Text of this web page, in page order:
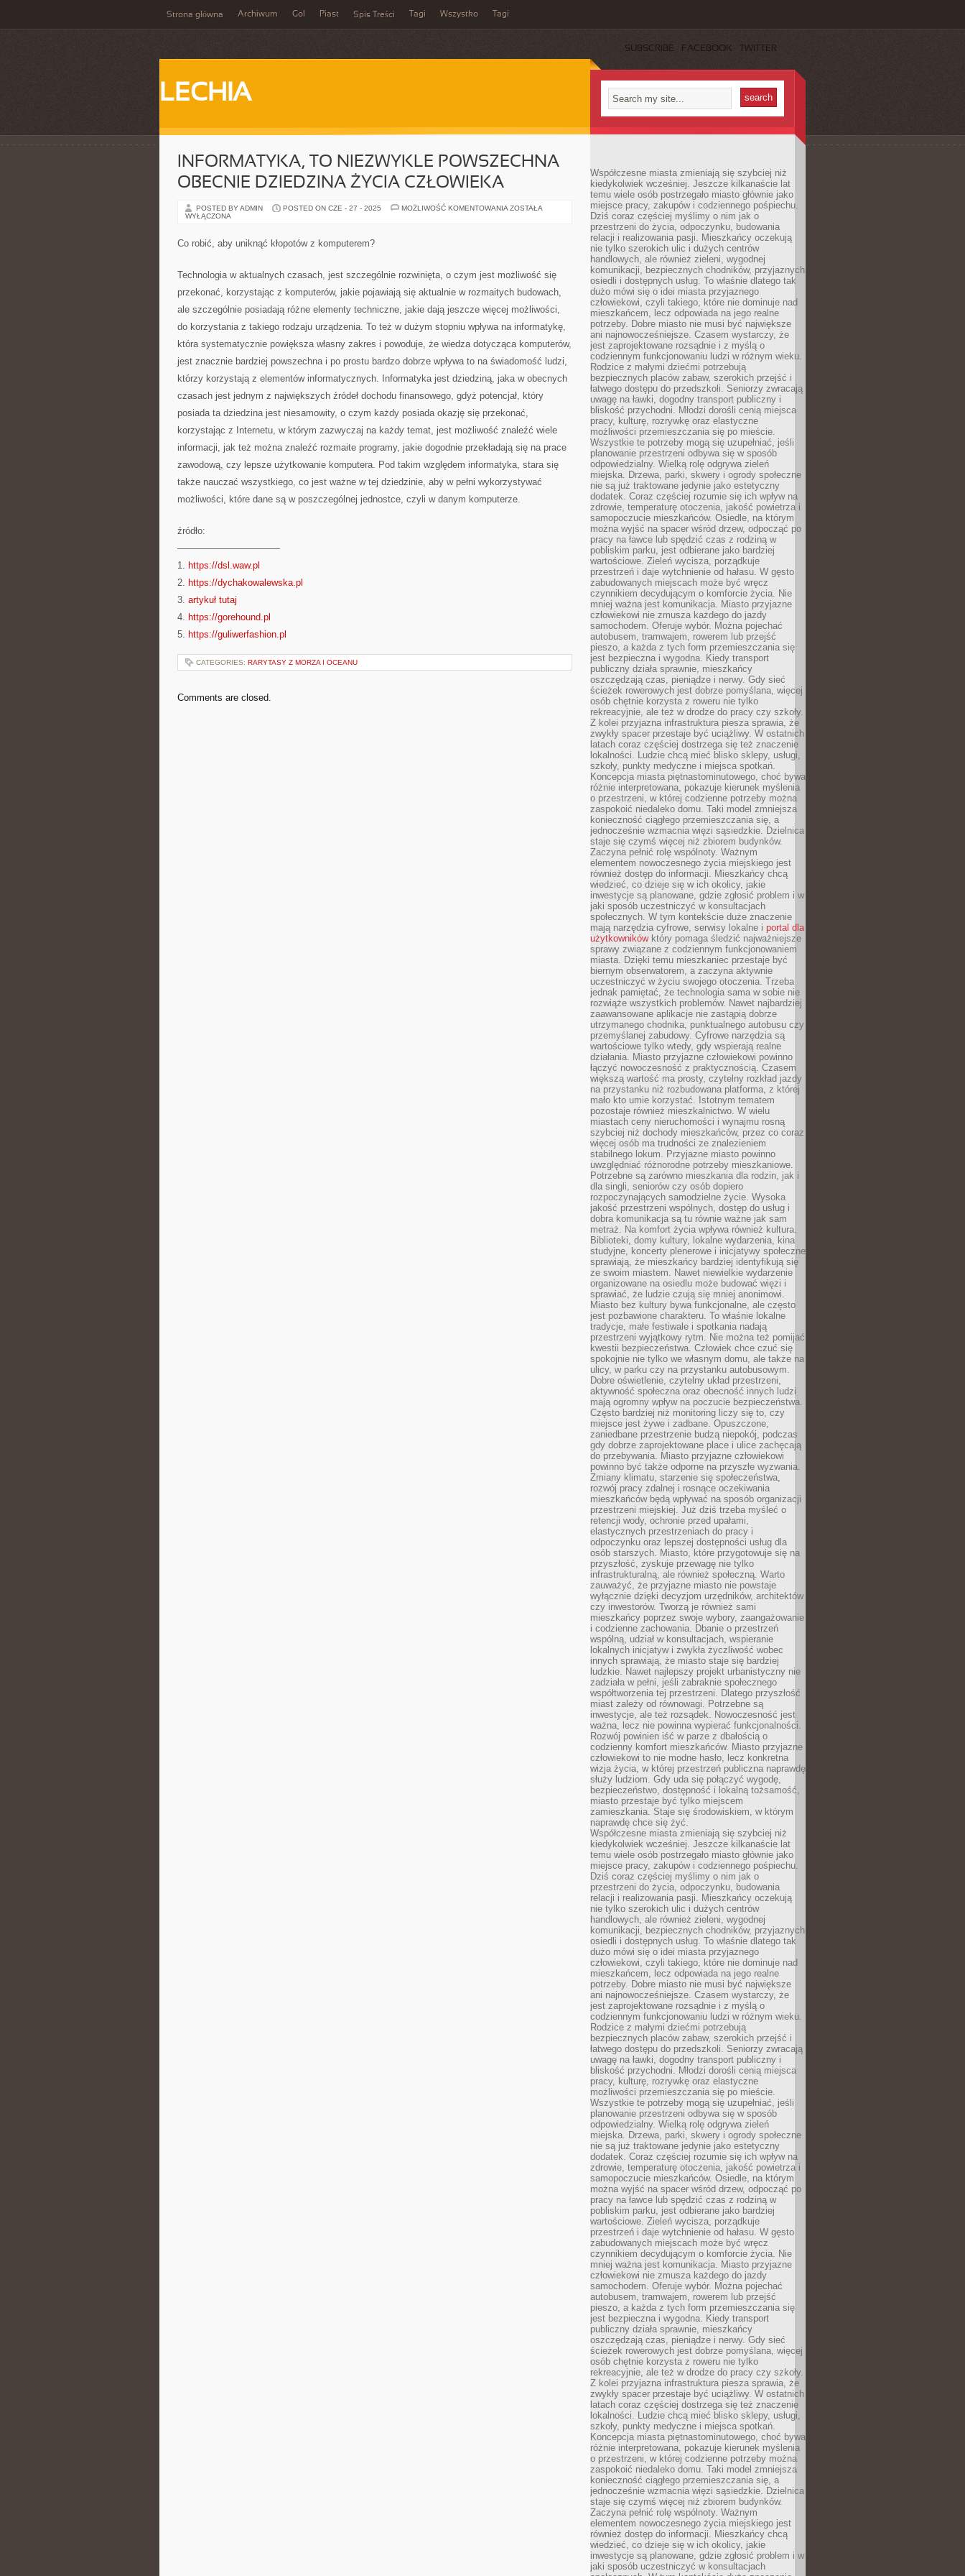
Strona główna Archiwum Gol Piast Spis Treści Tagi Wszystko Tagi
SUBSCRIBE FACEBOOK TWITTER
LECHIA
INFORMATYKA, TO NIEZWYKLE POWSZECHNA
OBECNIE DZIEDZINA ŻYCIA CZŁOWIEKA
POSTED BY ADMIN POSTED ON CZE - 27 - 2025 MOŻLIWOŚĆ KOMENTOWANIA INFORMATYKA,
ZOSTAŁA
WYŁĄCZONA
Co robić, aby uniknąć kłopotów z komputerem?
Technologia w aktualnych czasach, jest szczególnie rozwinięta, o czym jest możliwość się
przekonać, korzystając z komputerów, jakie pojawiają się aktualnie w rozmaitych budowach,
ale szczególnie posiadają różne elementy techniczne, jakie dają jeszcze więcej możliwości,
do korzystania z takiego rodzaju urządzenia. To też w dużym stopniu wpływa na informatykę,
która systematycznie powiększa własny zakres i powoduje, że wiedza dotycząca komputerów,
jest znacznie bardziej powszechna i po prostu bardzo dobrze wpływa to na świadomość ludzi,
którzy korzystają z elementów informatycznych. Informatyka jest dziedziną, jaka w obecnych
czasach jest jednym z największych źródeł dochodu finansowego, gdyż potencjał, który
posiada ta dziedzina jest niesamowity, o czym każdy posiada okazję się przekonać,
korzystając z Internetu, w którym zazwyczaj na każdy temat, jest możliwość znaleźć wiele
informacji, jak też można znaleźć rozmaite programy, jakie dogodnie przekładają się na prace
zawodową, czy lepsze użytkowanie komputera. Pod takim względem informatyka, stara się
także nauczać wszystkiego, co jest ważne w tej dziedzinie, aby w pełni wykorzystywać
możliwości, które dane są w poszczególnej jednostce, czyli w danym komputerze.
źródło:
———————————
1. https://dsl.waw.pl
2. https://dychakowalewska.pl
3. artykuł tutaj
4. https://gorehound.pl
5. https://guliwerfashion.pl
CATEGORIES: RARYTASY Z MORZA I OCEANU
Comments are closed.
Współczesne miasta zmieniają się szybciej niż
kiedykolwiek wcześniej. Jeszcze kilkanaście lat
temu wiele osób postrzegało miasto głównie jako
miejsce pracy, zakupów i codziennego pośpiechu.
Dziś coraz częściej myślimy o nim jak o
przestrzeni do życia, odpoczynku, budowania
relacji i realizowania pasji. Mieszkańcy oczekują
nie tylko szerokich ulic i dużych centrów
handlowych, ale również zieleni, wygodnej
komunikacji, bezpiecznych chodników, przyjaznych
osiedli i dostępnych usług. To właśnie dlatego tak
dużo mówi się o idei miasta przyjaznego
człowiekowi, czyli takiego, które nie dominuje nad
mieszkańcem, lecz odpowiada na jego realne
potrzeby. Dobre miasto nie musi być największe
ani najnowocześniejsze. Czasem wystarczy, że
jest zaprojektowane rozsądnie i z myślą o
codziennym funkcjonowaniu ludzi w różnym wieku.
Rodzice z małymi dziećmi potrzebują
bezpiecznych placów zabaw, szerokich przejść i
łatwego dostępu do przedszkoli. Seniorzy zwracają
uwagę na ławki, dogodny transport publiczny i
bliskość przychodni. Młodzi dorośli cenią miejsca
pracy, kulturę, rozrywkę oraz elastyczne
możliwości przemieszczania się po mieście.
Wszystkie te potrzeby mogą się uzupełniać, jeśli
planowanie przestrzeni odbywa się w sposób
odpowiedzialny. Wielką rolę odgrywa zieleń
miejska. Drzewa, parki, skwery i ogrody społeczne
nie są już traktowane jedynie jako estetyczny
dodatek. Coraz częściej rozumie się ich wpływ na
zdrowie, temperaturę otoczenia, jakość powietrza i
samopoczucie mieszkańców. Osiedle, na którym
można wyjść na spacer wśród drzew, odpocząć po
pracy na ławce lub spędzić czas z rodziną w
pobliskim parku, jest odbierane jako bardziej
wartościowe. Zieleń wycisza, porządkuje
przestrzeń i daje wytchnienie od hałasu. W gęsto
zabudowanych miejscach może być wręcz
czynnikiem decydującym o komforcie życia. Nie
mniej ważna jest komunikacja. Miasto przyjazne
człowiekowi nie zmusza każdego do jazdy
samochodem. Oferuje wybór. Można pojechać
autobusem, tramwajem, rowerem lub przejść
pieszo, a każda z tych form przemieszczania się
jest bezpieczna i wygodna. Kiedy transport
publiczny działa sprawnie, mieszkańcy
oszczędzają czas, pieniądze i nerwy. Gdy sieć
ścieżek rowerowych jest dobrze pomyślana, więcej
osób chętnie korzysta z roweru nie tylko
rekreacyjnie, ale też w drodze do pracy czy szkoły.
Z kolei przyjazna infrastruktura piesza sprawia, że
zwykły spacer przestaje być uciążliwy. W ostatnich
latach coraz częściej dostrzega się też znaczenie
lokalności. Ludzie chcą mieć blisko sklepy, usługi,
szkoły, punkty medyczne i miejsca spotkań.
Koncepcja miasta piętnastominutowego, choć bywa
różnie interpretowana, pokazuje kierunek myślenia
o przestrzeni, w której codzienne potrzeby można
zaspokoić niedaleko domu. Taki model zmniejsza
konieczność ciągłego przemieszczania się, a
jednocześnie wzmacnia więzi sąsiedzkie. Dzielnica
staje się czymś więcej niż zbiorem budynków.
Zaczyna pełnić rolę wspólnoty. Ważnym
elementem nowoczesnego życia miejskiego jest
również dostęp do informacji. Mieszkańcy chcą
wiedzieć, co dzieje się w ich okolicy, jakie
inwestycje są planowane, gdzie zgłosić problem i w
jaki sposób uczestniczyć w konsultacjach
społecznych. W tym kontekście duże znaczenie
mają narzędzia cyfrowe, serwisy lokalne i portal dla
użytkownikówktóry pomaga śledzić najważniejsze
sprawy związane z codziennym funkcjonowaniem
miasta. Dzięki temu mieszkaniec przestaje być
biernym obserwatorem, a zaczyna aktywnie
uczestniczyć w życiu swojego otoczenia. Trzeba
jednak pamiętać, że technologia sama w sobie nie
rozwiąże wszystkich problemów. Nawet najbardziej
zaawansowane aplikacje nie zastąpią dobrze
utrzymanego chodnika, punktualnego autobusu czy
przemyślanej zabudowy. Cyfrowe narzędzia są
wartościowe tylko wtedy, gdy wspierają realne
działania. Miasto przyjazne człowiekowi powinno
łączyć nowoczesność z praktycznością. Czasem
większą wartość ma prosty, czytelny rozkład jazdy
na przystanku niż rozbudowana platforma, z której
mało kto umie korzystać. Istotnym tematem
pozostaje również mieszkalnictwo. W wielu
miastach ceny nieruchomości i wynajmu rosną
szybciej niż dochody mieszkańców, przez co coraz
więcej osób ma trudności ze znalezieniem
stabilnego lokum. Przyjazne miasto powinno
uwzględniać różnorodne potrzeby mieszkaniowe.
Potrzebne są zarówno mieszkania dla rodzin, jak i
dla singli, seniorów czy osób dopiero
rozpoczynających samodzielne życie. Wysoka
jakość przestrzeni wspólnych, dostęp do usług i
dobra komunikacja są tu równie ważne jak sam
metraż. Na komfort życia wpływa również kultura.
Biblioteki, domy kultury, lokalne wydarzenia, kina
studyjne, koncerty plenerowe i inicjatywy społeczne
sprawiają, że mieszkańcy bardziej identyfikują się
ze swoim miastem. Nawet niewielkie wydarzenie
organizowane na osiedlu może budować więzi i
sprawiać, że ludzie czują się mniej anonimowi.
Miasto bez kultury bywa funkcjonalne, ale często
jest pozbawione charakteru. To właśnie lokalne
tradycje, małe festiwale i spotkania nadają
przestrzeni wyjątkowy rytm. Nie można też pomijać
kwestii bezpieczeństwa. Człowiek chce czuć się
spokojnie nie tylko we własnym domu, ale także na
ulicy, w parku czy na przystanku autobusowym.
Dobre oświetlenie, czytelny układ przestrzeni,
aktywność społeczna oraz obecność innych ludzi
mają ogromny wpływ na poczucie bezpieczeństwa.
Często bardziej niż monitoring liczy się to, czy
miejsce jest żywe i zadbane. Opuszczone,
zaniedbane przestrzenie budzą niepokój, podczas
gdy dobrze zaprojektowane place i ulice zachęcają
do przebywania. Miasto przyjazne człowiekowi
powinno być także odporne na przyszłe wyzwania.
Zmiany klimatu, starzenie się społeczeństwa,
rozwój pracy zdalnej i rosnące oczekiwania
mieszkańców będą wpływać na sposób organizacji
przestrzeni miejskiej. Już dziś trzeba myśleć o
retencji wody, ochronie przed upałami,
elastycznych przestrzeniach do pracy i
odpoczynku oraz lepszej dostępności usług dla
osób starszych. Miasto, które przygotowuje się na
przyszłość, zyskuje przewagę nie tylko
infrastrukturalną, ale również społeczną. Warto
zauważyć, że przyjazne miasto nie powstaje
wyłącznie dzięki decyzjom urzędników, architektów
czy inwestorów. Tworzą je również sami
mieszkańcy poprzez swoje wybory, zaangażowanie
i codzienne zachowania. Dbanie o przestrzeń
wspólną, udział w konsultacjach, wspieranie
lokalnych inicjatyw i zwykła życzliwość wobec
innych sprawiają, że miasto staje się bardziej
ludzkie. Nawet najlepszy projekt urbanistyczny nie
zadziała w pełni, jeśli zabraknie społecznego
współtworzenia tej przestrzeni. Dlatego przyszłość
miast zależy od równowagi. Potrzebne są
inwestycje, ale też rozsądek. Nowoczesność jest
ważna, lecz nie powinna wypierać funkcjonalności.
Rozwój powinien iść w parze z dbałością o
codzienny komfort mieszkańców. Miasto przyjazne
człowiekowi to nie modne hasło, lecz konkretna
wizja życia, w której przestrzeń publiczna naprawdę
służy ludziom. Gdy uda się połączyć wygodę,
bezpieczeństwo, dostępność i lokalną tożsamość,
miasto przestaje być tylko miejscem
zamieszkania. Staje się środowiskiem, w którym
naprawdę chce się żyć.
Współczesne miasta zmieniają się szybciej niż
kiedykolwiek wcześniej. Jeszcze kilkanaście lat
temu wiele osób postrzegało miasto głównie jako
miejsce pracy, zakupów i codziennego pośpiechu.
Dziś coraz częściej myślimy o nim jak o
przestrzeni do życia, odpoczynku, budowania
relacji i realizowania pasji. Mieszkańcy oczekują
nie tylko szerokich ulic i dużych centrów
handlowych, ale również zieleni, wygodnej
komunikacji, bezpiecznych chodników, przyjaznych
osiedli i dostępnych usług. To właśnie dlatego tak
dużo mówi się o idei miasta przyjaznego
człowiekowi, czyli takiego, które nie dominuje nad
mieszkańcem, lecz odpowiada na jego realne
potrzeby. Dobre miasto nie musi być największe
ani najnowocześniejsze. Czasem wystarczy, że
jest zaprojektowane rozsądnie i z myślą o
codziennym funkcjonowaniu ludzi w różnym wieku.
Rodzice z małymi dziećmi potrzebują
bezpiecznych placów zabaw, szerokich przejść i
łatwego dostępu do przedszkoli. Seniorzy zwracają
uwagę na ławki, dogodny transport publiczny i
bliskość przychodni. Młodzi dorośli cenią miejsca
pracy, kulturę, rozrywkę oraz elastyczne
możliwości przemieszczania się po mieście.
Wszystkie te potrzeby mogą się uzupełniać, jeśli
planowanie przestrzeni odbywa się w sposób
odpowiedzialny. Wielką rolę odgrywa zieleń
miejska. Drzewa, parki, skwery i ogrody społeczne
nie są już traktowane jedynie jako estetyczny
dodatek. Coraz częściej rozumie się ich wpływ na
zdrowie, temperaturę otoczenia, jakość powietrza i
samopoczucie mieszkańców. Osiedle, na którym
można wyjść na spacer wśród drzew, odpocząć po
pracy na ławce lub spędzić czas z rodziną w
pobliskim parku, jest odbierane jako bardziej
wartościowe. Zieleń wycisza, porządkuje
przestrzeń i daje wytchnienie od hałasu. W gęsto
zabudowanych miejscach może być wręcz
czynnikiem decydującym o komforcie życia. Nie
mniej ważna jest komunikacja. Miasto przyjazne
człowiekowi nie zmusza każdego do jazdy
samochodem. Oferuje wybór. Można pojechać
autobusem, tramwajem, rowerem lub przejść
pieszo, a każda z tych form przemieszczania się
jest bezpieczna i wygodna. Kiedy transport
publiczny działa sprawnie, mieszkańcy
oszczędzają czas, pieniądze i nerwy. Gdy sieć
ścieżek rowerowych jest dobrze pomyślana, więcej
osób chętnie korzysta z roweru nie tylko
rekreacyjnie, ale też w drodze do pracy czy szkoły.
Z kolei przyjazna infrastruktura piesza sprawia, że
zwykły spacer przestaje być uciążliwy. W ostatnich
latach coraz częściej dostrzega się też znaczenie
lokalności. Ludzie chcą mieć blisko sklepy, usługi,
szkoły, punkty medyczne i miejsca spotkań.
Koncepcja miasta piętnastominutowego, choć bywa
różnie interpretowana, pokazuje kierunek myślenia
o przestrzeni, w której codzienne potrzeby można
zaspokoić niedaleko domu. Taki model zmniejsza
konieczność ciągłego przemieszczania się, a
jednocześnie wzmacnia więzi sąsiedzkie. Dzielnica
staje się czymś więcej niż zbiorem budynków.
Zaczyna pełnić rolę wspólnoty. Ważnym
elementem nowoczesnego życia miejskiego jest
również dostęp do informacji. Mieszkańcy chcą
wiedzieć, co dzieje się w ich okolicy, jakie
inwestycje są planowane, gdzie zgłosić problem i w
jaki sposób uczestniczyć w konsultacjach